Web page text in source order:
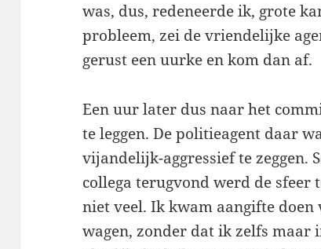
was, dus, redeneerde ik, grote
probleem, zei de vriendelijke
gerust een uurke en kom dan af.
Een uur later dus naar het
te leggen. De politieagent daar
vijandelijk-aggressief te zeggen.
collega terugvond werd de sfeer
niet veel. Ik kwam aangifte
wagen, zonder dat ik zelfs maar